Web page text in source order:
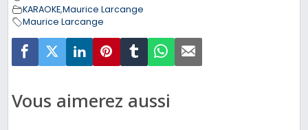
KARAOKE,Maurice Larcange
Maurice Larcange
Vous aimerez aussi